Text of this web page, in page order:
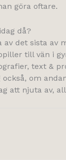
göra oftare.
då?
det sista av
till vän i
text &
om
att njuta av,